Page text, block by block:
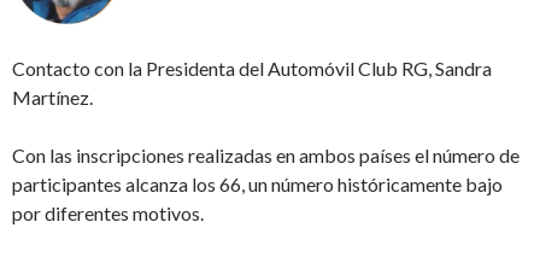
Contacto con la Presidenta del Automóvil Club RG, Sandra
Martínez.
Con las inscripciones realizadas en ambos países el número de
participantes alcanza los 66, un número históricamente bajo
por diferentes motivos.